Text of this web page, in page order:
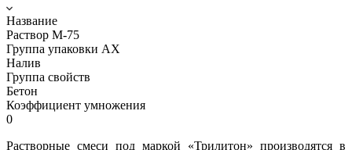
Название
Раствор М-75
Группа упаковки AX
Налив
Группа свойств
Бетон
Коэффициент умножения
0
Растворные смеси под маркой «Трилитон» производятся в